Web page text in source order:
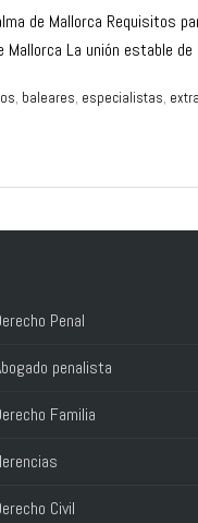
de Mallorca Requisitos
Mallorca La unión estable
, baleares, especialistas,
Penal
penalista
Familia
Civil